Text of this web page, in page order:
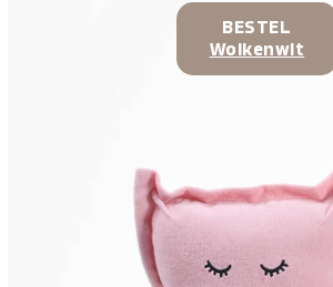
BESTEL
Wolkenwit